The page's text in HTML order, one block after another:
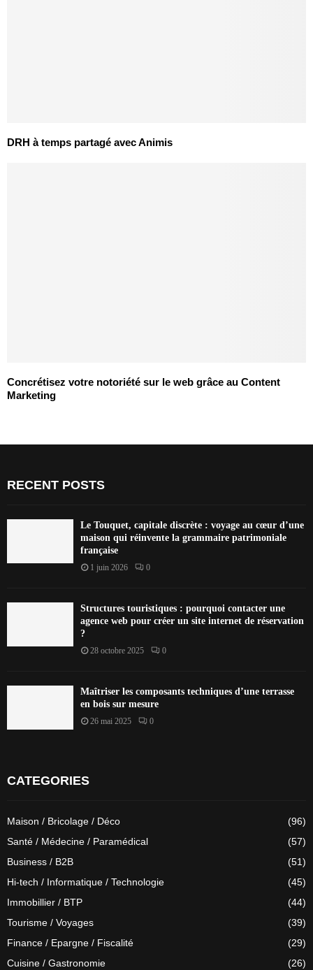
DRH à temps partagé avec Animis
Concrétisez votre notoriété sur le web grâce au Content
Marketing
RECENT POSTS
Le Touquet, capitale discrète : voyage au cœur d’une
maison qui réinvente la grammaire patrimoniale
française
1 juin 2026 0
Structures touristiques : pourquoi contacter une
agence web pour créer un site internet de réservation
?
28 octobre 2025 0
Maîtriser les composants techniques d’une terrasse
en bois sur mesure
26 mai 2025 0
CATEGORIES
Maison / Bricolage / Déco
(96)
Santé / Médecine / Paramédical
(57)
Business / B2B
(51)
Hi-tech / Informatique / Technologie
(45)
Immobillier / BTP
(44)
Tourisme / Voyages
(39)
Finance / Epargne / Fiscalité
(29)
Cuisine / Gastronomie
(26)